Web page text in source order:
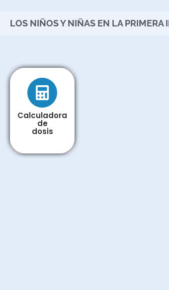
LOS NIÑOS Y NIÑAS EN LA PRIMERA
Calculadora
de
dosis
Calculadora
de
dosis